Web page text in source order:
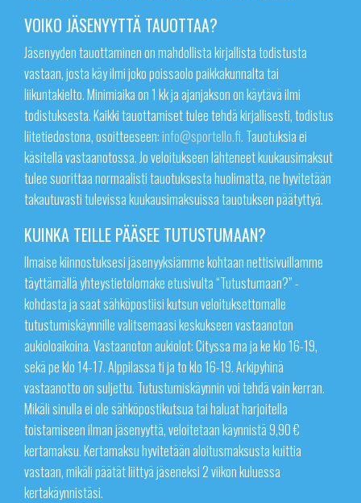
VOIKO JÄSENYYTTÄ TAUOTTAA?
Jäsenyyden tauottaminen on mahdollista kirjallista todistusta
vastaan, josta käy ilmi joko poissaolo paikkakunnalta tai
liikuntakielto. Minimiaika on 1 kk ja ajanjakson on käytävä ilmi
todistuksesta. Kaikki tauottamiset tulee tehdä kirjallisesti, todistus
liitetiedostona, osoitteeseen:info@sportello.fi. Tauotuksia ei
käsitellä vastaanotossa. Jo veloitukseen lähteneet kuukausimaksut
tulee suorittaa normaalisti tauotuksesta huolimatta, ne hyvitetään
takautuvasti tulevissa kuukausimaksuissa tauotuksen päätyttyä.
KUINKA TEILLE PÄÄSEE TUTUSTUMAAN?
Ilmaise kiinnostuksesi jäsenyyksiämme kohtaan nettisivuillamme
täyttämällä yhteystietolomake etusivulta “Tutustumaan?” -
kohdasta ja saat sähköpostiisi kutsun veloituksettomalle
tutustumiskäynnille valitsemaasi keskukseen vastaanoton
aukioloaikoina. Vastaanoton aukiolot: Cityssa ma ja ke klo 16-19,
sekä pe klo 14-17. Alppilassa ti ja to klo 16-19. Arkipyhinä
vastaanotto on suljettu. Tutustumiskäynnin voi tehdä vain kerran.
Mikäli sinulla ei ole sähköpostikutsua tai haluat harjoitella
toistamiseen ilman jäsenyyttä, veloitetaan käynnistä 9,90 €
kertamaksu. Kertamaksu hyvitetään aloitusmaksusta kuittia
vastaan, mikäli päätät liittyä jäseneksi 2 viikon kuluessa
kertakäynnistäsi.